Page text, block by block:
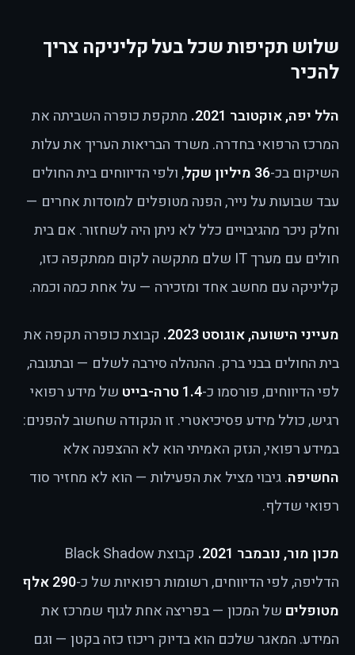
שלוש תקיפות שכל בעל קליניקה צריך
להכיר
הלל יפה, אוקטובר 2021.
מתקפת כופרה השביתה את
המרכז הרפואי בחדרה. משרד הבריאות העריך את עלות
השיקום בכ-36 מיליון שקל
, ולפי הדיווחים בית החולים
עבד שבועות על נייר, הפנה מטופלים למוסדות אחרים —
וחלק ניכר מהגיבויים כלל לא ניתן היה לשחזור. אם בית
חולים עם מערך IT שלם מתקשה לקום ממתקפה כזו,
קליניקה עם מחשב אחד ומזכירה — על אחת כמה וכמה.
מעייני הישועה, אוגוסט 2023.
קבוצת כופרה תקפה את
בית החולים בבני ברק. ההנהלה סירבה לשלם — ובתגובה,
לפי הדיווחים, פורסמו כ-1.4 טרה-בייט
של מידע רפואי
רגיש, כולל מידע פסיכיאטרי. זו הנקודה שחשוב להפנים:
במידע רפואי, הנזק האמיתי הוא לא ההצפנה אלא
החשיפה. גיבוי מציל את הפעילות — הוא לא מחזיר סוד
רפואי שדלף.
מכון מור, נובמבר 2021.
קבוצת Black Shadow
הדליפה, לפי הדיווחים, רשומות רפואיות של כ-
290 אלף
מטופלים של המכון — בפריצה אחת לגוף שמרכז את
המידע. המאגר שלכם הוא בדיוק ריכוז כזה בקטן — וגם